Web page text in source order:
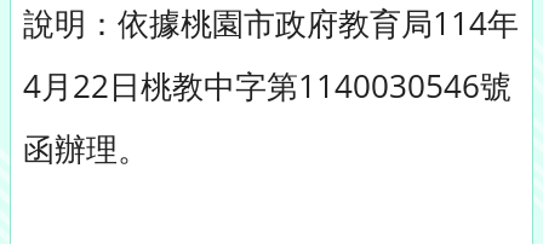
說明：依據桃園市政府教育局114年
4月22日桃教中字第1140030546號
函辦理。